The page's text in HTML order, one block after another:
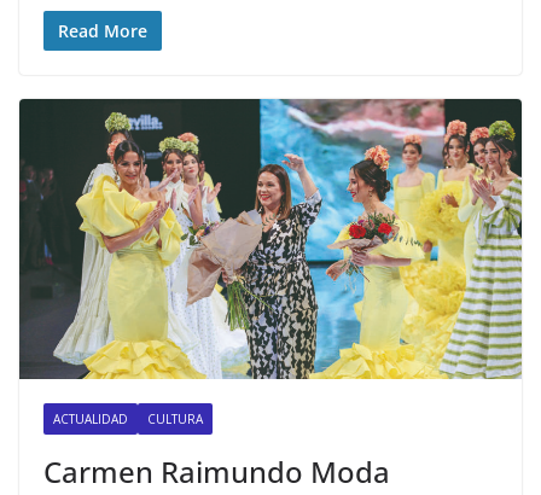
Read More
ACTUALIDAD CULTURA
Carmen Raimundo Moda